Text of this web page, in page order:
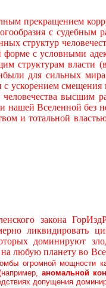
прекращением
с судебным
структур
форме с условными
структурам власти
для сильных мира
с ускорением
высшим
нашей Вселенной без
и тотальной
закона
ликвидировать
доминируют
любую планету во
огромной мощности
аномальной
допущения